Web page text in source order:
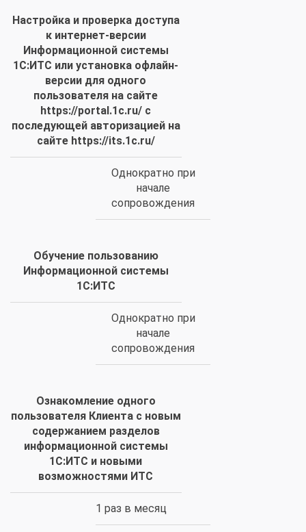
Настройка и проверка доступа
к интернет-версии
Информационной системы
1С:ИТС или установка офлайн-
версии для одного
пользователя на сайте
https://portal.1c.ru/ с
последующей авторизацией на
сайте https://its.1c.ru/
Однократно при
начале
сопровождения
Обучение пользованию
Информационной системы
1С:ИТС
Однократно при
начале
сопровождения
Ознакомление одного
пользователя Клиента с новым
содержанием разделов
информационной системы
1С:ИТС и новыми
возможностями ИТС
1 раз в месяц